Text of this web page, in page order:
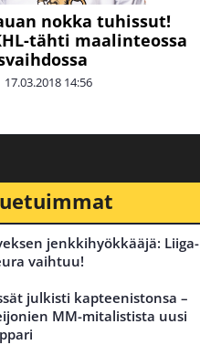
nokka tuhissut!
tähti maalinteossa
17.03.2018 14:56
jenkkihyökkääjä: Liiga-
vaihtuu!
julkisti kapteenistonsa –
MM-mitalistista uusi